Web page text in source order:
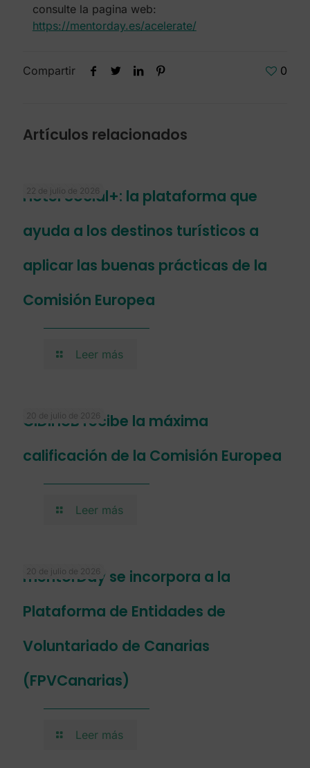
consulte la pagina web:
https://mentorday.es/acelerate/
Compartir 0
Artículos relacionados
22 de julio de 2026
Hotel Social+: la plataforma que
ayuda a los destinos turísticos a
aplicar las buenas prácticas de la
Comisión Europea
Leer más
20 de julio de 2026
CIDIHUB recibe la máxima
calificación de la Comisión Europea
Leer más
20 de julio de 2026
mentorDay se incorpora a la
Plataforma de Entidades de
Voluntariado de Canarias
(FPVCanarias)
Leer más